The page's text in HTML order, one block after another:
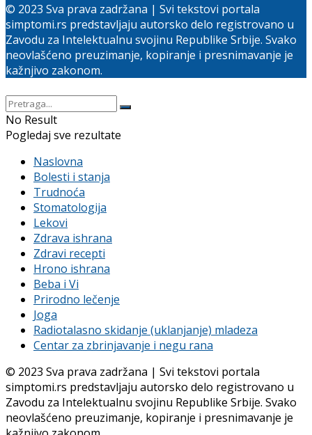
© 2023 Sva prava zadržana | Svi tekstovi portala
simptomi.rs predstavljaju autorsko delo registrovano u
Zavodu za Intelektualnu svojinu Republike Srbije. Svako
neovlašćeno preuzimanje, kopiranje i presnimavanje je
kažnjivo zakonom.
No Result
Pogledaj sve rezultate
Naslovna
Bolesti i stanja
Trudnoća
Stomatologija
Lekovi
Zdrava ishrana
Zdravi recepti
Hrono ishrana
Beba i Vi
Prirodno lečenje
Joga
Radiotalasno skidanje (uklanjanje) mladeza
Centar za zbrinjavanje i negu rana
© 2023 Sva prava zadržana | Svi tekstovi portala
simptomi.rs predstavljaju autorsko delo registrovano u
Zavodu za Intelektualnu svojinu Republike Srbije. Svako
neovlašćeno preuzimanje, kopiranje i presnimavanje je